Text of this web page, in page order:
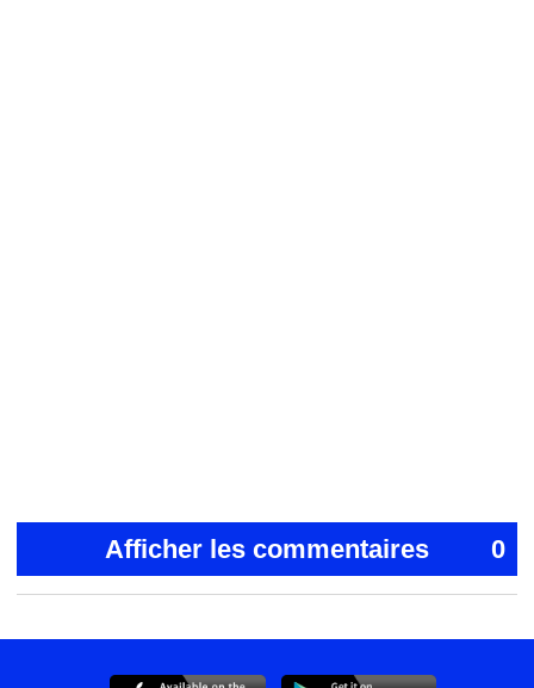
Afficher les commentaires 0